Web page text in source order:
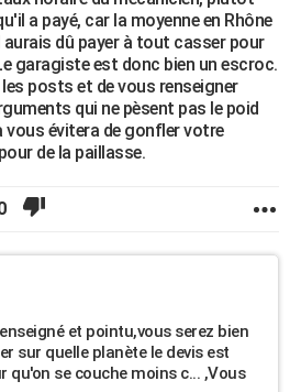
a payé, car la moyenne en Rhône
dû payer à tout casser pour
garagiste est donc bien un escroc.
posts et de vous renseigner
qui ne pèsent pas le poid
vous évitera de gonfler votre
de la paillasse.
et pointu,vous serez bien
sur quelle planète le devis est
qu'on se couche moins c... ,Vous